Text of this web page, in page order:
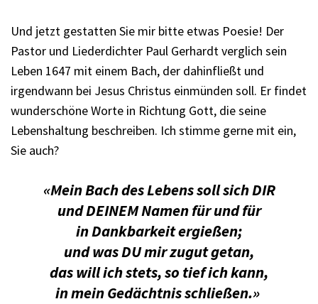
Und jetzt gestatten Sie mir bitte etwas Poesie! Der
Pastor und Liederdichter Paul Gerhardt verglich sein
Leben 1647 mit einem Bach, der dahinfließt und
irgendwann bei Jesus Christus einmünden soll. Er findet
wunderschöne Worte in Richtung Gott, die seine
Lebenshaltung beschreiben. Ich stimme gerne mit ein,
Sie auch?
«Mein Bach des Lebens soll sich DIR
und DEINEM Namen für und für
in Dankbarkeit ergießen;
und was DU mir zugut getan,
das will ich stets, so tief ich kann,
in mein Gedächtnis schließen.»